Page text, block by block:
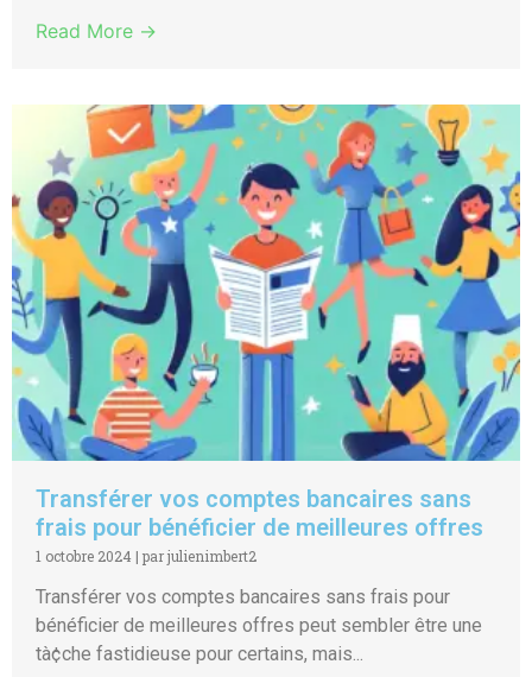
Read More →
Transférer vos comptes bancaires sans
frais pour bénéficier de meilleures offres
1 octobre 2024 | par julienimbert2
Transférer vos comptes bancaires sans frais pour
bénéficier de meilleures offres peut sembler être une
tà¢che fastidieuse pour certains, mais...